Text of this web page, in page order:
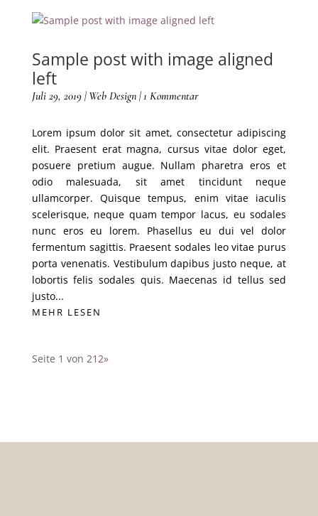
Sample post with image aligned
left
Juli 29, 2019| Web Design| 1 Kommentar
Lorem ipsum dolor sit amet, consectetur adipiscing
elit. Praesent erat magna, cursus vitae dolor eget,
posuere pretium augue. Nullam pharetra eros et
odio malesuada, sit amet tincidunt neque
ullamcorper. Quisque tempus, enim vitae iaculis
scelerisque, neque quam tempor lacus, eu sodales
nunc eros eu lorem. Phasellus eu dui vel dolor
fermentum sagittis. Praesent sodales leo vitae purus
porta venenatis. Vestibulum dapibus justo neque, at
lobortis felis sodales quis. Maecenas id tellus sed
justo...
MEHR LESEN
Seite 1 von 212»